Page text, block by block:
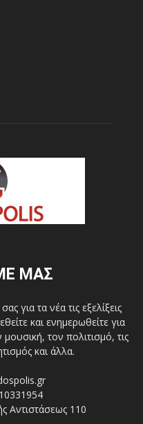
ΜΑΣ
για τα νέα τις εξελίξεις
και ενημερωθείτε για
τον πολιτισμό, τις
και άλλα.
Αντιστάσεως 110